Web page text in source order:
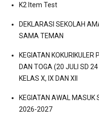
K2 Item Test
DEKLARASI SEKOLAH
SAMA TEMAN
KEGIATAN KOKURIKULER
DAN TOGA (20 JULI SD
KELAS X, IX DAN XII
KEGIATAN AWAL MASUK
2026-2027